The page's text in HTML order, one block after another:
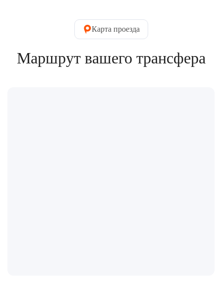
Карта проезда
Маршрут вашего трансфера